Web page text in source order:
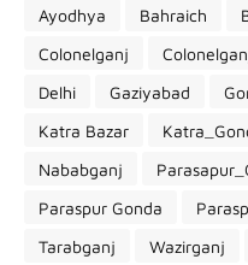
Ayodhya Bahraich
Colonelganj
Delhi
Gaziyabad
Katra Bazar
Nababganj
Paraspur Gonda
Tarabganj
Wazirganj